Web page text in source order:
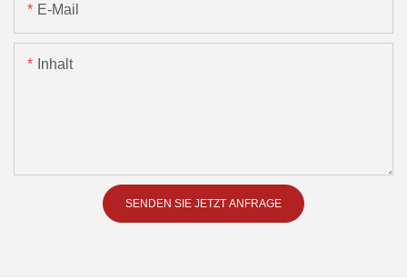
E-Mail
Inhalt
SENDEN SIE JETZT ANFRAGE